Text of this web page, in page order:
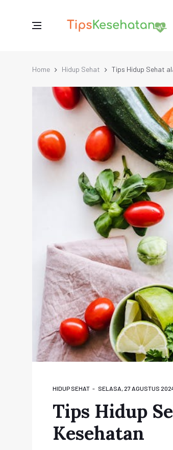
Home Hidup Sehat Tips Hidup Sehat
HIDUP SEHAT SELASA, 27 AGUSTUS
Tips Hidup
Kesehatan